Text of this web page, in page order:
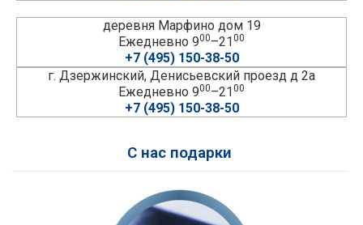
деревня Марфино дом 19
Ежедневно 900–2100
+7 (495) 150-38-50
г. Дзержинский, Денисьевский проезд д 2а
Ежедневно 900–2100
+7 (495) 150-38-50
С нас подарки